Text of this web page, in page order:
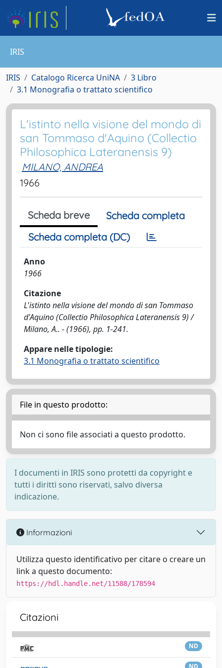
IRIS
IRIS Catalogo Ricerca UniNA
3 Libro
3.1 Monografia o trattato scientifico
L'istinto nella visione del mondo di
san Tommaso d'Aquino (Collectio
Philosophica Lateranensis 9)
MILANO, ANDREA
1966
Scheda breve
Scheda completa
Scheda completa (DC)
Anno
1966
Citazione
L'istinto nella visione del mondo di san Tommaso
d'Aquino (Collectio Philosophica Lateranensis 9) /
Milano, A.. - (1966), pp. 1-241.
Appare nelle tipologie:
3.1 Monografia o trattato scientifico
File in questo prodotto:
Non ci sono file associati a questo prodotto.
I documenti in IRIS sono protetti da copyright e
tutti i diritti sono riservati, salvo diversa
indicazione.
Informazioni
Utilizza questo identificativo per citare o creare un
link a questo documento:
https://hdl.handle.net/11588/178594
Citazioni
ND